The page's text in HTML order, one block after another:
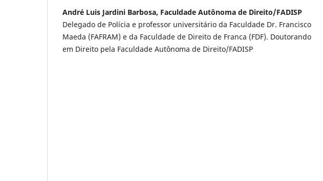
André Luis Jardini Barbosa, Faculdade Autônoma de Direito/FADISP
Delegado de Polícia e professor universitário da Faculdade Dr. Francisco
Maeda (FAFRAM) e da Faculdade de Direito de Franca (FDF). Doutorando
em Direito pela Faculdade Autônoma de Direito/FADISP